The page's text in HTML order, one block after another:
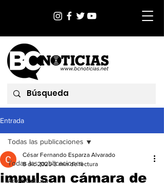
Entrada
Todas las publicaciones
Arte&Cultura
Todas las publicaciones
impulsan cámara de
César Fernando Esparza Alvarado
8 dic 2025 3 min de lectura